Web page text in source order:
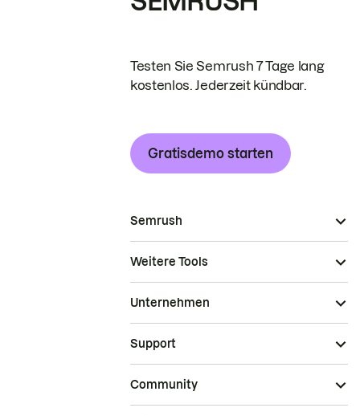
Testen Sie Semrush 7 Tage lang
kostenlos. Jederzeit kündbar.
Gratisdemo starten
Semrush
Weitere Tools
Unternehmen
Support
Community